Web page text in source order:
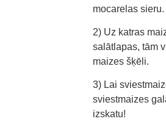
mocarelas sieru.
2) Uz katras
salātlapas, tām
maizes šķēli.
3) Lai
sviestmaizes
izskatu!